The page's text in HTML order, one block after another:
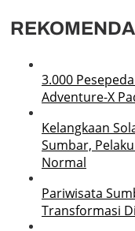
3.000
Adventure-X
Kelangkaan
Sumbar,
Normal
Pariwisata
Transformasi